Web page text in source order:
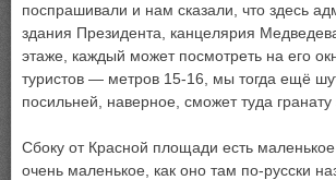
поспрашивали и нам сказали, что здесь
здания Президента, канцелярия
этаже, каждый может посмотреть на его
туристов — метров 15-16, мы тогда ещё
посильней, наверное, сможет туда гранату
Сбоку от Красной площади есть маленькое
очень маленькое, как оно там по-русски